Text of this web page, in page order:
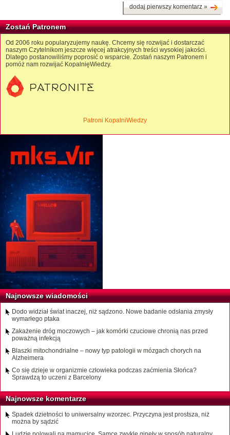
dodaj pierwszy komentarz »
Zostań Patronem
Od 2006 roku popularyzujemy naukę. Chcemy się rozwijać i dostarczać
naszym Czytelnikom jeszcze więcej atrakcyjnych treści wysokiej jakości.
Dlatego postanowiliśmy poprosić o wsparcie. Zostań naszym Patronem i
pomóż nam rozwijać KopalnięWiedzy.
Patroni KopalniWiedzy
Najnowsze wiadomości
Dodo widział świat inaczej, niż sądzono. Nowe badanie odsłania zmysły
wymarłego ptaka
Zakażenie dróg moczowych – jak komórki czuciowe chronią nas przed
poważną infekcją
Blaszki mitochondrialne – nowy typ patologii w mózgach chorych na
Alzheimera
Co się dzieje w organizmie człowieka podczas zaćmienia Słońca?
Sprawdzą to uczeni z Barcelony
Najnowsze komentarze
Spadek dzietności to uniwersalny wzorzec. Przyczyna jest prostsza, niż
można by sądzić